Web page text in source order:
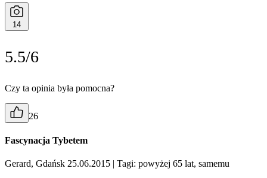
14
5.5/6
Czy ta opinia była pomocna?
26
Fascynacja Tybetem
Gerard, Gdańsk 25.06.2015 | Tagi: powyżej 65 lat, samemu